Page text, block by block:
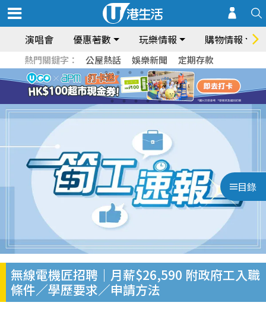
演唱會 優惠著數 玩樂情報 購物情報
熱門關鍵字： 公屋熱話 娛樂新聞 定期存款
目錄
無線電機匠招聘｜月薪$26,590 附政府工入職
條件／學歷要求／申請方法